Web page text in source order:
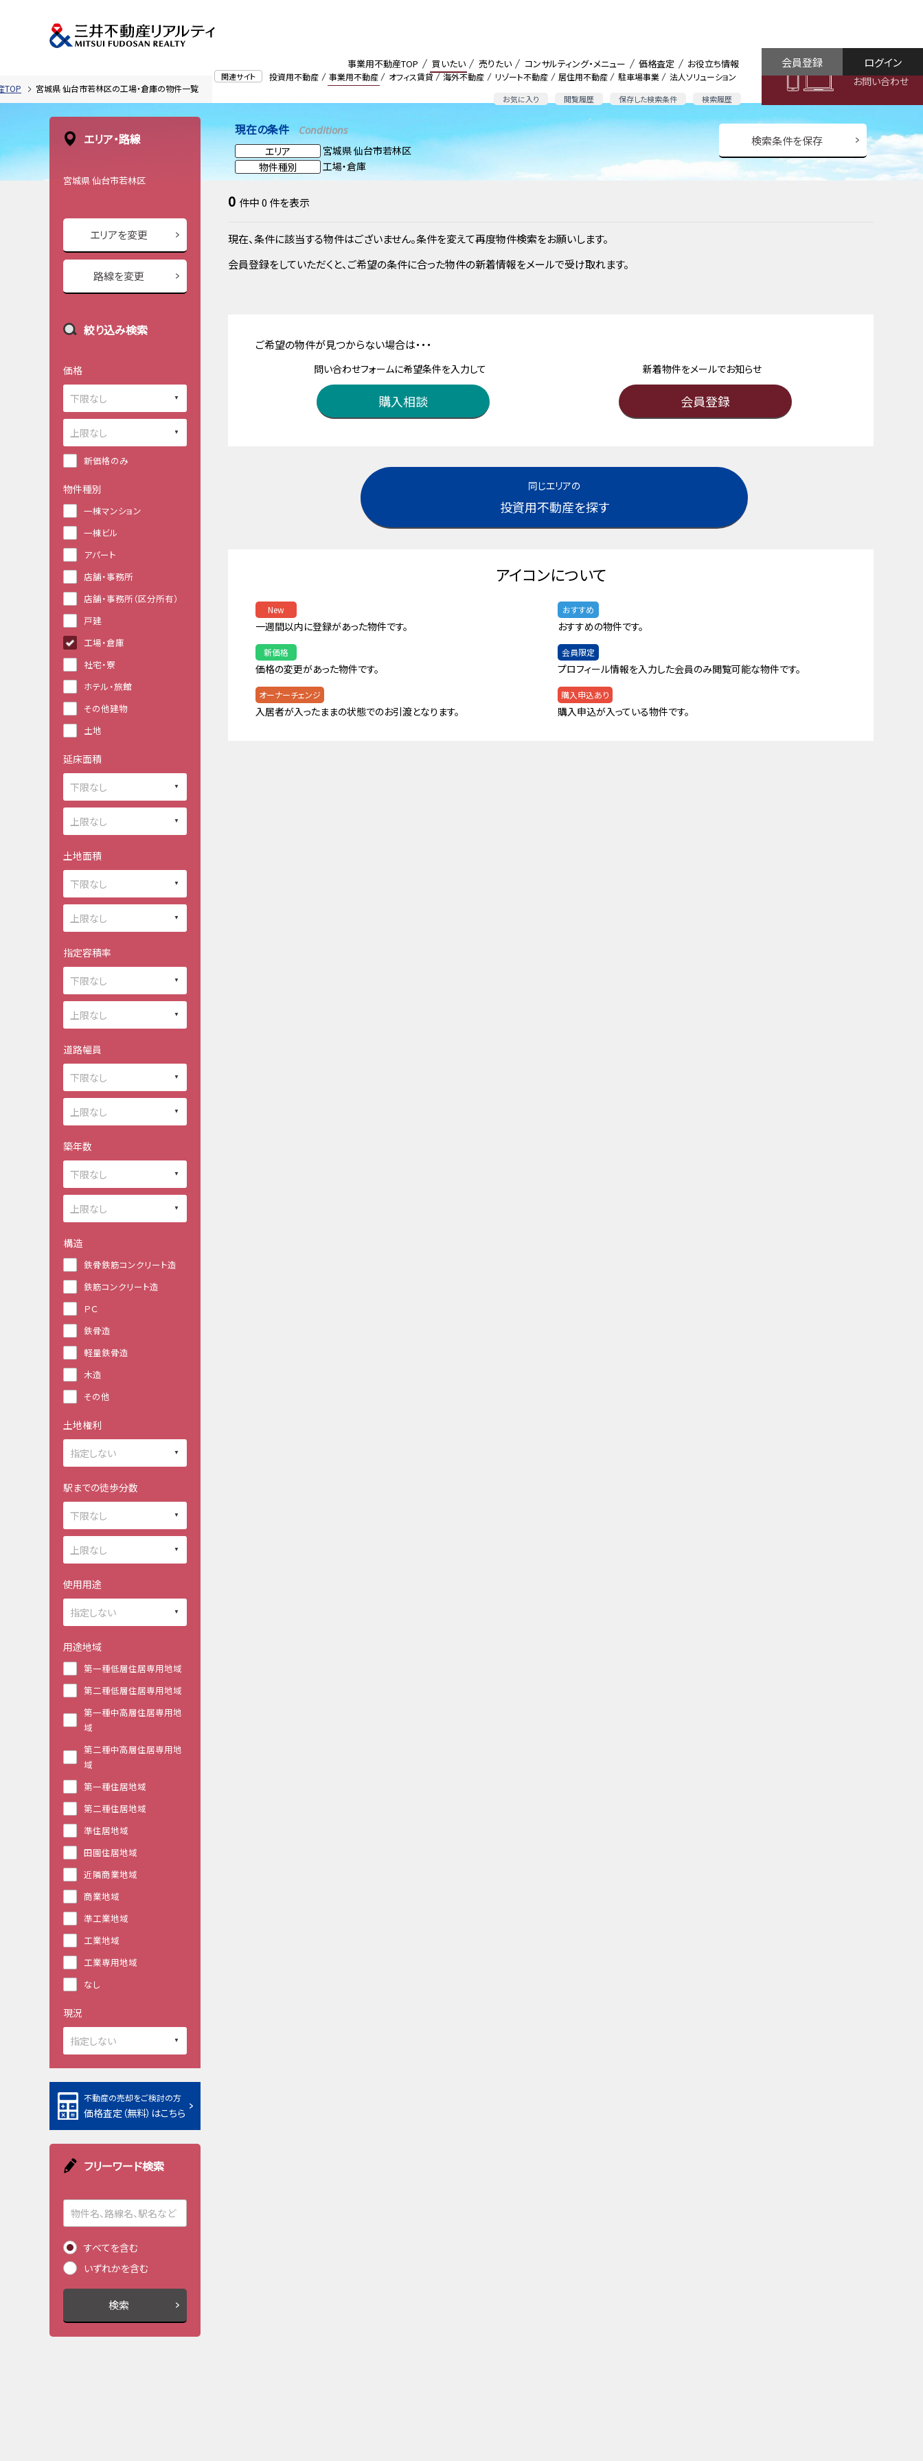
関連サイト 投資用不動産 事業用不動産 オフィス賃貸 海外不動産 リゾート不動産 居住用不動産 駐車場事業 法人ソリューション
お気に入り 閲覧履歴 保存した検索条件 検索履歴
事業用不動産TOP 買いたい 売りたい コンサルティング・メニュー 価格査定 お役立ち情報
お問い合わせ
ログイン
会員登録
TOP 宮城県 仙台市若林区の工場・倉庫の物件一覧
現在の条件 Conditions
エリア
宮城県 仙台市若林区
物件種別
工場・倉庫
検索条件を保存
0 件中0 件を表示
現在、条件に該当する物件はございません。条件を変えて再度物件検索をお願いします。
会員登録をしていただくと、ご希望の条件に合った物件の新着情報をメールで受け取れます。
ご希望の物件が見つからない場合は・・・
問い合わせフォームに希望条件を入力して
購入相談
新着物件をメールでお知らせ
会員登録
同じエリアの
投資用不動産を探す
アイコンについて
New
一週間以内に登録があった物件です。
おすすめ
おすすめの物件です。
新価格
価格の変更があった物件です。
会員限定
プロフィール情報を入力した会員のみ閲覧可能な物件です。
オーナーチェンジ
入居者が入ったままの状態でのお引渡となります。
購入申込あり
購入申込が入っている物件です。
エリア・路線
宮城県 仙台市若林区
エリアを変更
路線を変更
絞り込み検索
価格
新価格のみ
物件種別
一棟マンション
一棟ビル
アパート
店舗・事務所
店舗・事務所（区分所有）
戸建
工場・倉庫
社宅・寮
ホテル・旅館
その他建物
土地
延床面積
土地面積
指定容積率
道路幅員
築年数
構造
鉄骨鉄筋コンクリート造
鉄筋コンクリート造
ＰＣ
鉄骨造
軽量鉄骨造
木造
その他
土地権利
駅までの徒歩分数
使用用途
用途地域
第一種低層住居専用地域
第二種低層住居専用地域
第一種中高層住居専用地
域
第二種中高層住居専用地
域
第一種住居地域
第二種住居地域
準住居地域
田園住居地域
近隣商業地域
商業地域
準工業地域
工業地域
工業専用地域
なし
現況
不動産の売却をご検討の方
価格査定（無料）はこちら
フリーワード検索
すべてを含む
いずれかを含む
検索